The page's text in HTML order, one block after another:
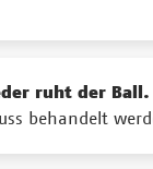
ruht der Ball.
behandelt